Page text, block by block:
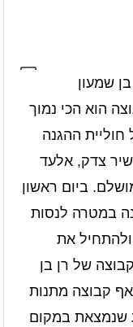
שמעון
הוא הכי נמוך
ההגנה
צדק, אלעד
ביום ראשון
במטרה לנסות
את
של רן בן
קבוצה מתנות
שנמצאת במקום